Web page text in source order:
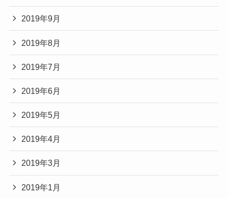
2019年9月
2019年8月
2019年7月
2019年6月
2019年5月
2019年4月
2019年3月
2019年1月